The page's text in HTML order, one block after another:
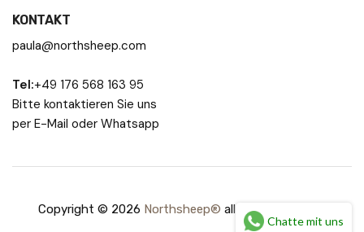
KONTAKT
paula@northsheep.com
Tel:+49 176 568 163 95
Bitte kontaktieren Sie uns
per E-Mail oder Whatsapp
Copyright © 2026 Northsheep® all rights reserved.
Chatte mit uns